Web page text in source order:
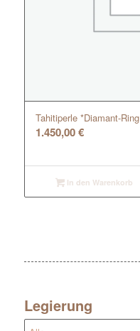
Tahitiperle *Diamant-Ring
1.450,00€
In den Warenkorb
Legierung